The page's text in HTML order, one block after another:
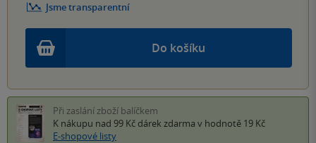
Do košíku
Jsme transparentní
Při zaslání zboží balíčkem
K nákupu nad 99 Kč dárek zdarma v hodnotě 19 Kč
E-shopové listy